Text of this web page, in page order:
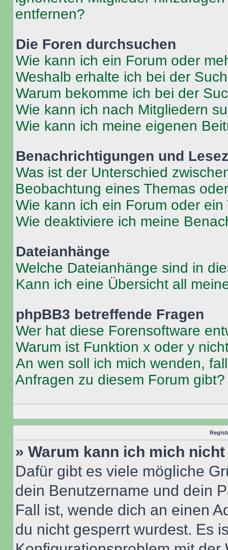
entfernen?
Die Foren durchsuchen
Wie kann ich ein Forum oder
Weshalb erhalte ich bei der
Warum bekomme ich bei der
Wie kann ich nach Mitgliedern
Wie kann ich meine eigenen
Benachrichtigungen und
Was ist der Unterschied
Beobachtung eines Themas
Wie kann ich ein Forum oder
Wie deaktiviere ich meine
Dateianhänge
Welche Dateianhänge sind in
Kann ich eine Übersicht all
phpBB3 betreffende Fragen
Wer hat diese Forensoftware
Warum ist Funktion x oder y
An wen soll ich mich wenden,
Anfragen zu diesem Forum gibt?
» Warum kann ich mich
Dafür gibt es viele mögliche
dein Benutzername und dein
Fall ist, wende dich an einen
du nicht gesperrt wurdest. Es